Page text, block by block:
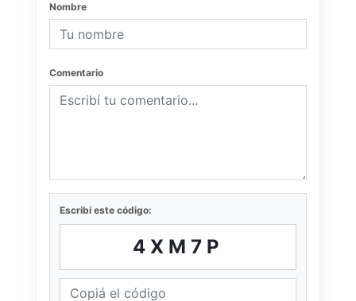
Nombre
Comentario
Escribí este código:
4XM7P